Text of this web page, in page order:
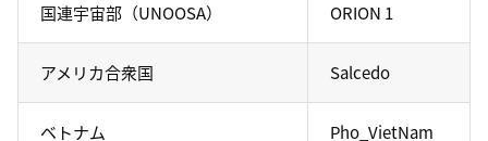
国連宇宙部（UNOOSA） ORION 1
アメリカ合衆国 Salcedo
ベトナム Pho_VietNam